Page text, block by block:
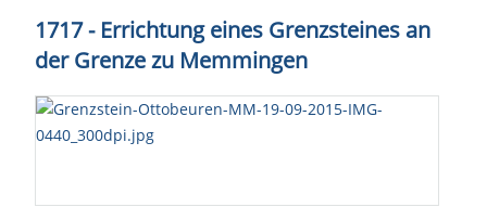
1717 - Errichtung eines Grenzsteines an
der Grenze zu Memmingen